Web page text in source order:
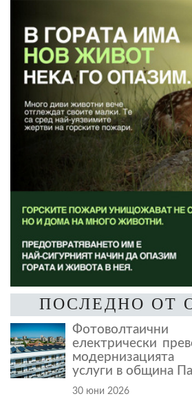
ПОСЛЕДНО ОТ
електрически
услуги в община
30 юни 2026